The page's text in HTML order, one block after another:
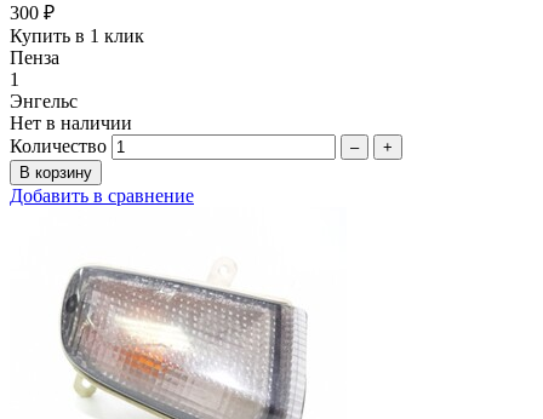
300 ₽
Купить в 1 клик
Пенза
1
Энгельс
Нет в наличии
Количество
– +
Добавить в сравнение